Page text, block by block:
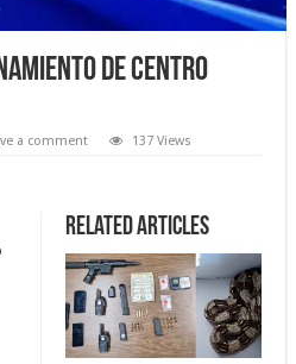
de centro
a comment 137 Views
Related Articles